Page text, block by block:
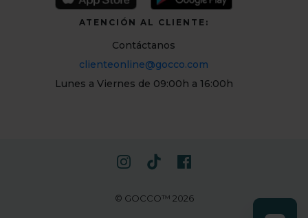
ATENCIÓN AL CLIENTE:
Contáctanos
clienteonline@gocco.com
Lunes a Viernes de 09:00h a 16:00h
© GOCCO™ 2026